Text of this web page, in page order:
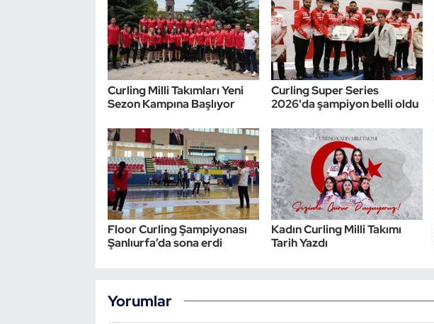
Curling Milli Takımları Yeni
Sezon Kampına Başlıyor
Curling Super Series
2026'da şampiyon belli oldu
Floor Curling Şampiyonası
Şanlıurfa’da sona erdi
Kadın Curling Milli Takımı
Tarih Yazdı
Yorumlar
Vücut Geliştirme Fitness
Wushu Kungfu